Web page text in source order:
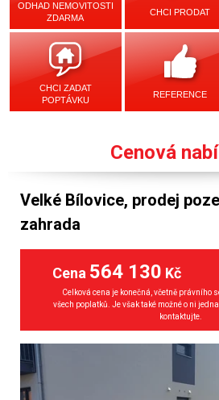
ODHAD NEMOVITOSTI
ZDARMA
CHCI PRODAT
CHCI ZADAT
POPTÁVKU
REFERENCE
Cenová
Velké Bílovice, prodej
zahrada
Cena 564 130 Kč
Celková cena je konečná, včetně právního
všech poplatků. Je však také možné o ni
kontaktujte.